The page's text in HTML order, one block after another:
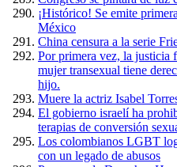
¡Histórico! Se emite
México
China censura a la serie
Por primera vez, la justicia
mujer transexual tiene
hijo.
Muere la actriz Isabel
El gobierno israelí ha
terapias de conversión
Los colombianos LGBT
con un legado de abusos